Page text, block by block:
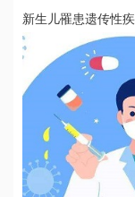
新生儿罹患遗传性